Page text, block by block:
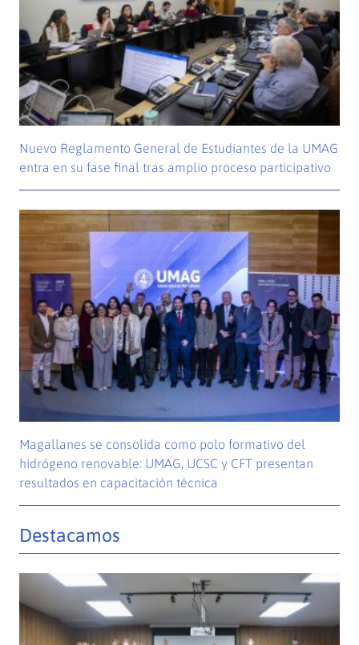
Nuevo Reglamento General de Estudiantes de la UMAG
entra en su fase final tras amplio proceso participativo
Magallanes se consolida como polo formativo del
hidrógeno renovable: UMAG, UCSC y CFT presentan
resultados en capacitación técnica
Destacamos